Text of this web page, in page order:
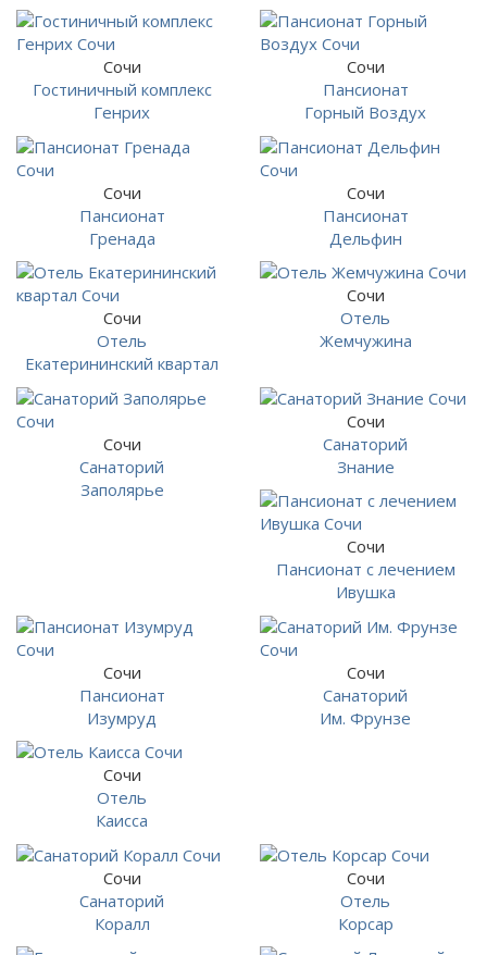
Сочи
Гостиничный комплекс
Генрих
Сочи
Пансионат
Горный Воздух
Сочи
Пансионат
Гренада
Сочи
Пансионат
Дельфин
Сочи
Отель
Екатерининский квартал
Сочи
Отель
Жемчужина
Сочи
Санаторий
Заполярье
Сочи
Санаторий
Знание
Сочи
Пансионат с лечением
Ивушка
Сочи
Пансионат
Изумруд
Сочи
Санаторий
Им. Фрунзе
Сочи
Отель
Каисса
Сочи
Санаторий
Коралл
Сочи
Отель
Корсар